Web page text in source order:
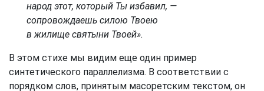
народ этот, который Ты избавил, —
сопровождаешь силою Твоею
в жилище святыни Твоей».
В этом стихе мы видим еще один пример
синтетического параллелизма. В соответствии с
порядком слов, принятым масоретским текстом, он